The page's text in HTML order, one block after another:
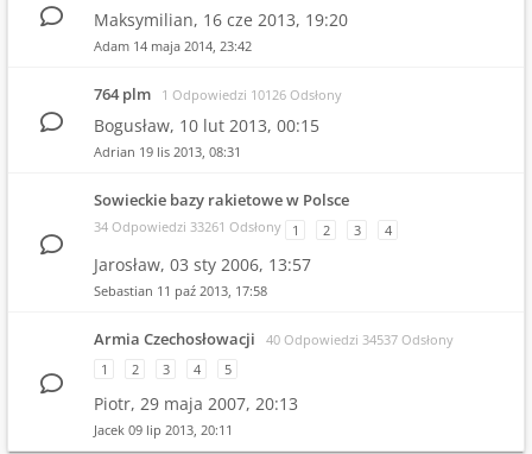
Maksymilian, 16 cze 2013, 19:20
Adam 14 maja 2014, 23:42
764 plm 1 Odpowiedzi 10126 Odsłony
Bogusław, 10 lut 2013, 00:15
Adrian 19 lis 2013, 08:31
Sowieckie bazy rakietowe w Polsce
34 Odpowiedzi 33261 Odsłony 1 2 3 4
Jarosław, 03 sty 2006, 13:57
Sebastian 11 paź 2013, 17:58
Armia Czechosłowacji
40 Odpowiedzi 34537 Odsłony
1
2 3 4 5
Piotr, 29 maja 2007, 20:13
Jacek 09 lip 2013, 20:11